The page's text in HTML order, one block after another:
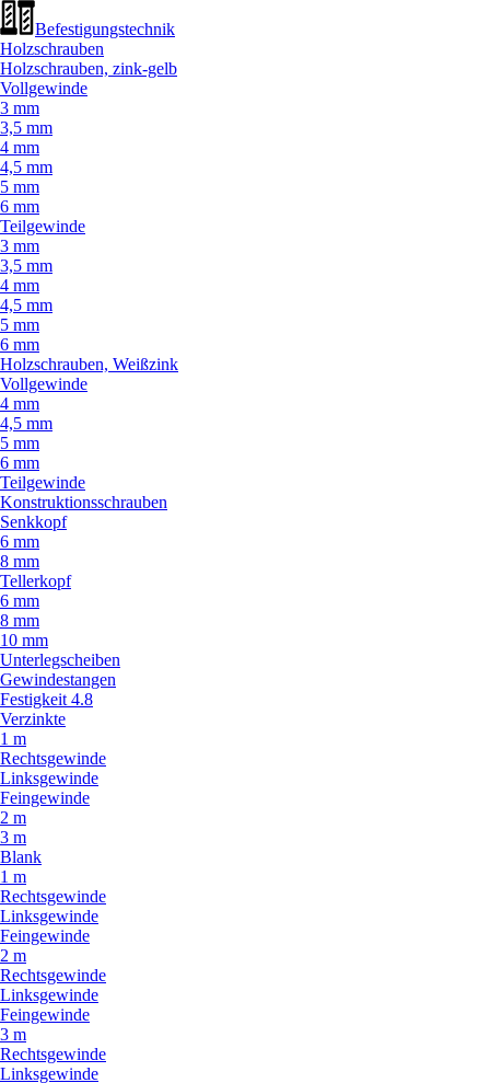
Befestigungstechnik
Holzschrauben
Holzschrauben, zink-gelb
Vollgewinde
3 mm
3,5 mm
4 mm
4,5 mm
5 mm
6 mm
Teilgewinde
3 mm
3,5 mm
4 mm
4,5 mm
5 mm
6 mm
Holzschrauben, Weißzink
Vollgewinde
4 mm
4,5 mm
5 mm
6 mm
Teilgewinde
Konstruktionsschrauben
Senkkopf
6 mm
8 mm
Tellerkopf
6 mm
8 mm
10 mm
Unterlegscheiben
Gewindestangen
Festigkeit 4.8
Verzinkte
1 m
Rechtsgewinde
Linksgewinde
Feingewinde
2 m
3 m
Blank
1 m
Rechtsgewinde
Linksgewinde
Feingewinde
2 m
Rechtsgewinde
Linksgewinde
Feingewinde
3 m
Rechtsgewinde
Linksgewinde